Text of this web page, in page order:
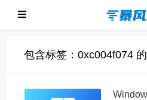
包含标签：0xc004f074